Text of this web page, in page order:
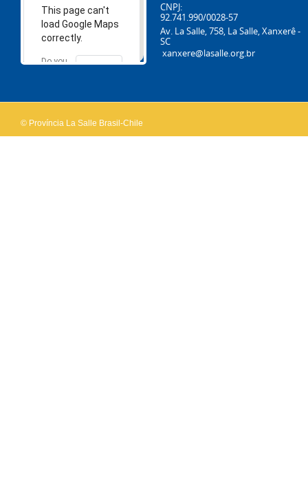
This page can't
load Google Maps
correctly.
Do you
OK
CNPJ:
92.741.990/0028-57
Av. La Salle, 758, La Salle, Xanxerê -
SC
xanxere@lasalle.org.br
© Província La Salle Brasil-Chile